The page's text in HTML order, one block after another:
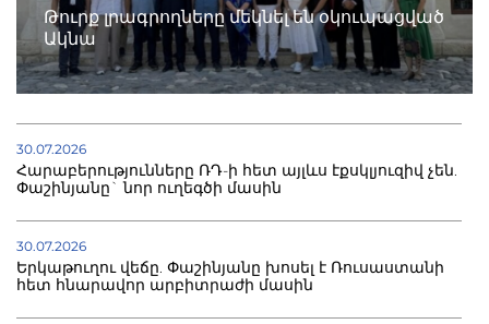
Թուրք լրագրողները մեկնել են օկուպացված
Ակնա
30.07.2026
Հարաբերությունները ՌԴ-ի հետ այլևս էքսկլյուզիվ չեն.
Փաշինյանը` նոր ուղեգծի մասին
30.07.2026
Երկաթուղու վեճը. Փաշինյանը խոսել է Ռուսաստանի
հետ հնարավոր արբիտրաժի մասին